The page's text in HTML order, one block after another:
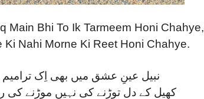
Main Bhi To Ik Tarmeem Honi Chahye,
Ki Nahi Morne Ki Reet Honi Chahye.
نبیل عینِ عشق میں بھی اِک
کھیل کے دل توڑنے کی نہیں موڑنے کی